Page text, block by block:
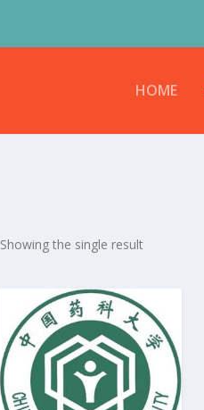
HOME
Showing the single result